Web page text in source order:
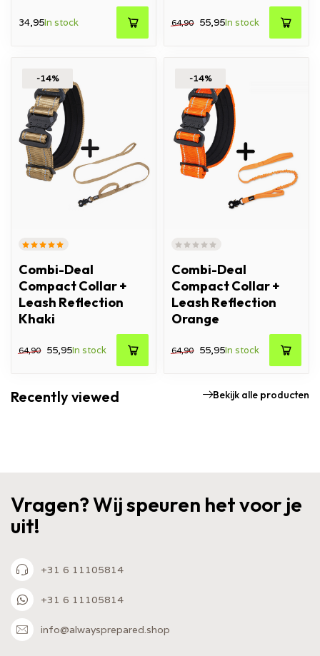
34,95In stock 64,90 55,95In stock
-14%
Combi-Deal
Compact Collar +
Leash Reflection
Khaki
64,90 55,95In stock
-14%
Combi-Deal
Compact Collar +
Leash Reflection
Orange
64,90 55,95In stock
Recently viewed Bekijk alle producten
Vragen? Wij speuren het voor je
uit!
+31 6 11105814
+31 6 11105814
info@alwaysprepared.shop